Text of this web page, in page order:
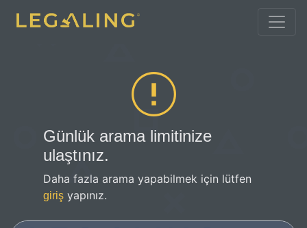
Günlük arama limitinize
ulaştınız.
Daha fazla arama yapabilmek için lütfen
giriş yapınız.